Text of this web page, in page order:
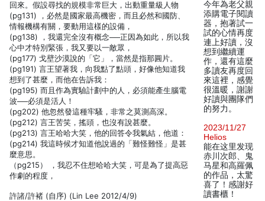
回來。假設尋找的規模非常巨大，出動重量級人物
(pg131) ，必然是國家最高機密，而且必然和國防、
情報機構有關，要動用這樣的設備，
(pg138) ，我還完全沒有概念──正因為如此，所以我
心中才特別緊張，我又要以一敵眾，
(pg177) 戈壁沙漠說的「它」，當然是指那圓片。
(pg191) 言王望著我，向我點了點頭，好像他知道我
想到了甚麼，而他在告訴我：
(pg195) 而且作為實驗計劃中的人，必須能產生腦電
波──必須是活人！
(pg202) 他忽然發這種牢騷，非常之莫測高深。
(pg212) 言王苦笑，搖頭，也沒有說甚麼。
(pg213) 言王哈哈大笑，他的回答令我氣結，他道：
(pg214) 我這時候才知道他說過的「難怪難怪」是甚
麼意思。
（pg215） ，我忍不住想哈哈大笑，可是為了提高惡
作劇的程度，
許諸/許褚 (自序) (Lin Lee 2012/4/9)
今年為老父親
添購電子閱讀
器，抱著試一
試的心情再度
連上好讀，沒
想到繼續運
作，還有這麼
多讀友再度回
來這裡，感覺
很溫暖，謝謝
好讀與團隊們
的努力。
2023/11/27
Helios
能在这里发现
赤川次郎、鬼
马星和高羅佩
的作品，太驚
喜了！感謝好
讀書櫃！